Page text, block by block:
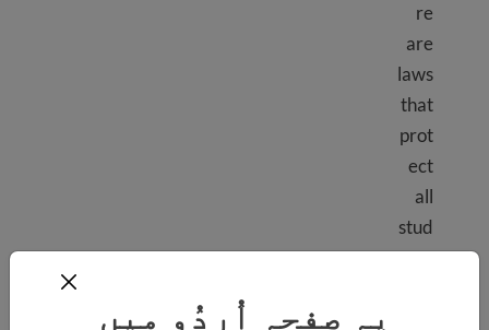
یہ صفحہ اُردُو میں
re
are
laws
that
prot
ect
all
stud
ent